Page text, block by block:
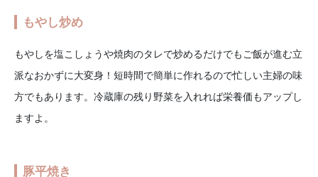
もやし炒め
もやしを塩こしょうや焼肉のタレで炒めるだけでもご飯が進む立
派なおかずに大変身！短時間で簡単に作れるので忙しい主婦の味
方でもあります。冷蔵庫の残り野菜を入れれば栄養価もアップし
ますよ。
豚平焼き